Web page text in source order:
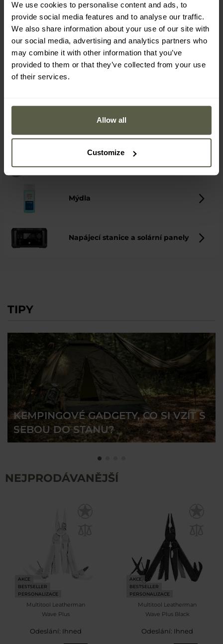
We use cookies to personalise content and ads, to
provide social media features and to analyse our traffic.
We also share information about your use of our site with
our social media, advertising and analytics partners who
may combine it with other information that you’ve
provided to them or that they’ve collected from your use
of their services.
Allow all
Customize
Ochranné roušky
Navigace, GPS
Zápisníky a propisky
Příbory a nezbytné potřeby
Mýdla
Napájecí stanice a solární panely
TIPY
KEMPINGOVÉ GADGETY, CO SI VZÍT S
SEBOU DO STANU?
NEJPRODÁVANĚJŠÍ
AKCE
BESTSELLER
PERSONALIZACE
Multitool Leatherman
Wave Plus
Odeslání: Ihned
AKCE
BESTSELLER
PERSONALIZACE
Multitool Leatherman
Wave Plus Black
Odeslání: Ihned